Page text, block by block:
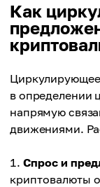
Как
в определении
напрямую
движениями.
Спрос и
криптовалюты